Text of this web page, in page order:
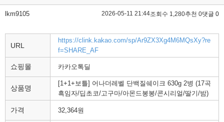
lkm9105 2026-05-11 21:44조회수 1,280추천 0댓글 0
URL
https://clink.kakao.com/sp/Ar9ZX3Xg4M6MQsXy?re
f=SHARE_AF
쇼핑몰 카카오톡딜
상품명
[1+1+보틀] 어나더레벨 단백질쉐이크 630g 2병 (17곡
흑임자/딥초코/고구마/아몬드봉봉/콘시리얼/딸기/밤)
가격 32,364원